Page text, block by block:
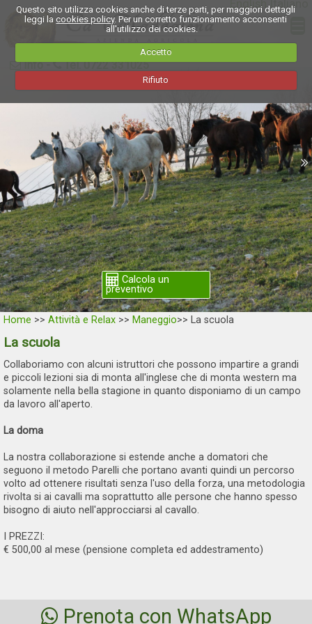
Questo sito utilizza cookies anche di terze parti, per maggiori dettagli
leggi lacookies policy. Per un corretto funzionamento acconsenti
all'utilizzo dei cookies.
Accetto
Rifiuto
English Italiano
Info- Tel. 0722 331025
Calcola un
preventivo
Home >> Attività e Relax>> Maneggio>> La scuola
La scuola
Collaboriamo con alcuni istruttori che possono impartire a grandi
e piccoli lezioni sia di monta all'inglese che di monta western ma
solamente nella bella stagione in quanto disponiamo di un campo
da lavoro all'aperto.
La doma
La nostra collaborazione si estende anche a domatori che
seguono il metodo Parelli che portano avanti quindi un percorso
volto ad ottenere risultati senza l'uso della forza, una metodologia
rivolta si ai cavalli ma soprattutto alle persone che hanno spesso
bisogno di aiuto nell'approcciarsi al cavallo.
I PREZZI:
€ 500,00 al mese (pensione completa ed addestramento)
Prenota con WhatsApp